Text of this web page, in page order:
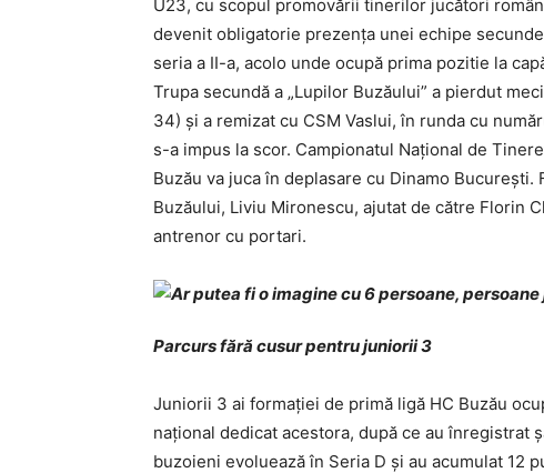
U23, cu scopul promovării tinerilor jucători
devenit obligatorie prezenţa unei echipe
seria a II-a, acolo unde ocupă prima pozitie la
Trupa secundă a „Lupilor Buzăului” a pierdut
34) şi a remizat cu CSM Vaslui, în runda cu
s-a impus la scor. Campionatul Naţional de
Buzău va juca în deplasare cu Dinamo
Buzăului, Liviu Mironescu, ajutat de către Florin
antrenor cu portari.
Parcurs fără cusur pentru juniorii 3
Juniorii 3 ai formaţiei de primă ligă HC Buzău
naţional dedicat acestora, după ce au înregistrat
buzoieni evoluează în Seria D şi au acumulat 12